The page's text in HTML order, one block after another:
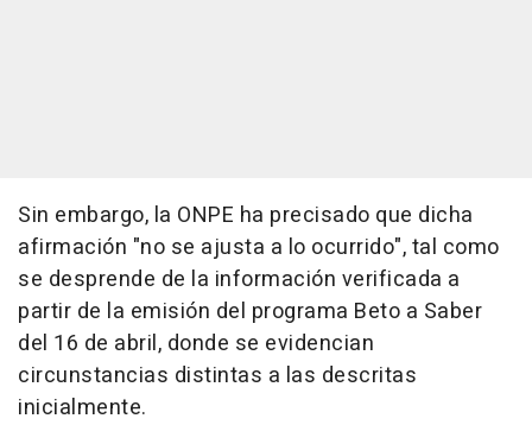
Sin embargo, la ONPE ha precisado que dicha
afirmación "no se ajusta a lo ocurrido", tal como
se desprende de la información verificada a
partir de la emisión del programa Beto a Saber
del 16 de abril, donde se evidencian
circunstancias distintas a las descritas
inicialmente.